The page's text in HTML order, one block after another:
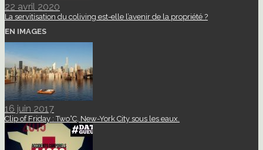
22 avril 2020
La servitisation du coliving est-elle l’avenir de la propriété ?
EN IMAGES
16 juin 2017
Clip of Friday : Two°C, New-York City sous les eaux.